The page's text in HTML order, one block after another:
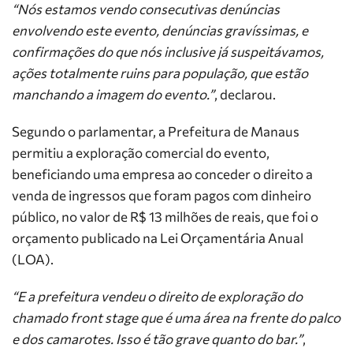
“Nós estamos vendo consecutivas denúncias
envolvendo este evento, denúncias gravíssimas, e
confirmações do que nós inclusive já suspeitávamos,
ações totalmente ruins para população, que estão
manchando a imagem do evento.”, declarou.
Segundo o parlamentar, a Prefeitura de Manaus
permitiu a exploração comercial do evento,
beneficiando uma empresa ao conceder o direito a
venda de ingressos que foram pagos com dinheiro
público, no valor de R$ 13 milhões de reais, que foi o
orçamento publicado na Lei Orçamentária Anual
(LOA).
“E a prefeitura vendeu o direito de exploração do
chamado front stage que é uma área na frente do palco
e dos camarotes. Isso é tão grave quanto do bar.”,